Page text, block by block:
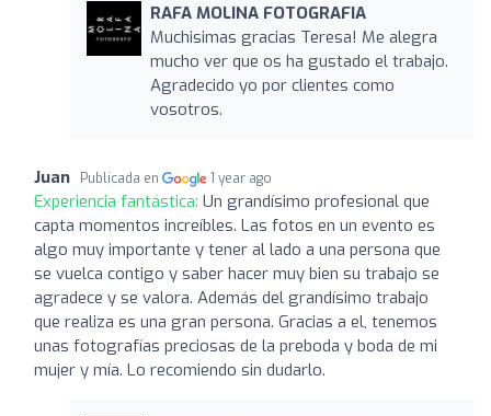
RAFA MOLINA FOTOGRAFIA
Muchisimas gracias Teresa! Me alegra
mucho ver que os ha gustado el trabajo.
Agradecido yo por clientes como
vosotros.
Juan Publicada en 1 year ago
Experiencia fantástica: Un grandísimo profesional que
capta momentos increíbles. Las fotos en un evento es
algo muy importante y tener al lado a una persona que
se vuelca contigo y saber hacer muy bien su trabajo se
agradece y se valora. Además del grandísimo trabajo
que realiza es una gran persona. Gracias a el, tenemos
unas fotografías preciosas de la preboda y boda de mi
mujer y mía. Lo recomiendo sin dudarlo.